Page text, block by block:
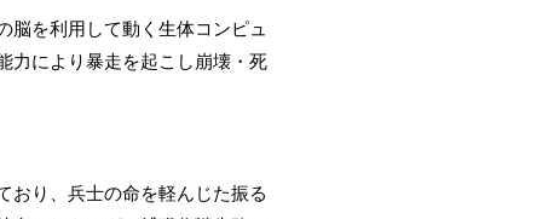
脳を利用して動く生体コンピュ
力により暴走を起こし崩壊・死
おり、兵士の命を軽んじた振る